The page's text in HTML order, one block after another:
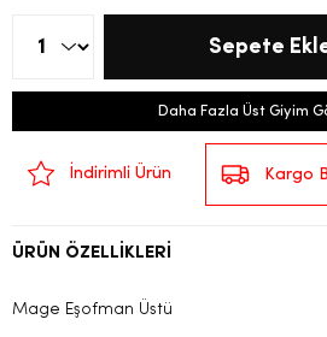
Daha Fazla Üst Giyim
İndirimli Ürün Kargo
ÜRÜN ÖZELLIKLERI
Mage Eşofman Üstü